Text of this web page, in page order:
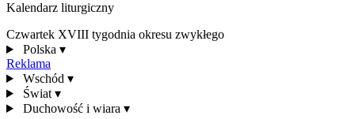
Kalendarz liturgiczny
Czwartek XVIII tygodnia okresu zwykłego
Polska ▾
Reklama
Wschód ▾
Świat ▾
Duchowość i wiara ▾